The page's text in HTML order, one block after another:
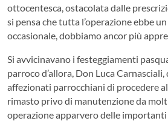
ottocentesca, ostacolata dalle
si pensa che tutta l’operazione ebbe
occasionale, dobbiamo ancor più
Si avvicinavano i festeggiamenti
parroco d’allora, Don Luca Carnasciali,
affezionati parrocchiani di procedere
rimasto privo di manutenzione da
operazione apparvero delle importanti